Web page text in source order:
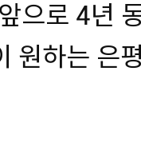
으로 4년
원하는 은